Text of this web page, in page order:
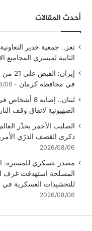
أحدث المقالات
تعز.. جمعية خدير
الثانية لميسري المجاميع
إيران:
في محافظة كرمان
06
لبنان.. إصابة
الصهيونية لاتفاق وقف النار
الصليب الأحمر يحذّر
ذكرى القصف الذرّي
2026/08/06
مصدر عسكري للمسيرة:
المسلحة استهدفت غرف
للتحشيدات العسكرية في
2026/08/06